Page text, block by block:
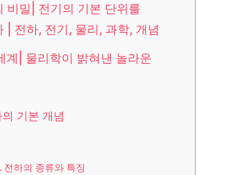
비밀| 전기의 기본 단위를
| 전하, 전기, 물리, 과학, 개념
계| 물리학이 밝혀낸 놀라운
의 기본 개념
전하의 종류와 특징